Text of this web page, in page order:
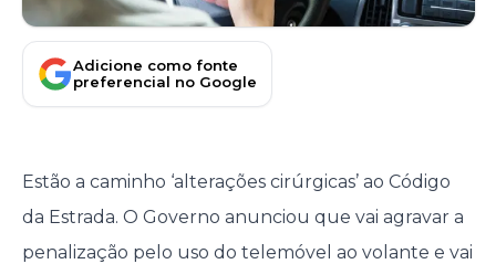
Adicione como fonte
preferencial no Google
Estão a caminho ‘alterações cirúrgicas’ ao Código
da Estrada. O Governo anunciou que vai agravar a
penalização pelo uso do telemóvel ao volante e vai